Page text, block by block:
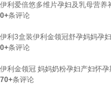
伊利爱倍悠多维片孕妇及乳母营
0+条评论
伊利3盒装伊利金领冠舒孕妈妈孕
0+条评论
伊利金领冠 妈妈奶粉孕妇产妇怀
70+条评论